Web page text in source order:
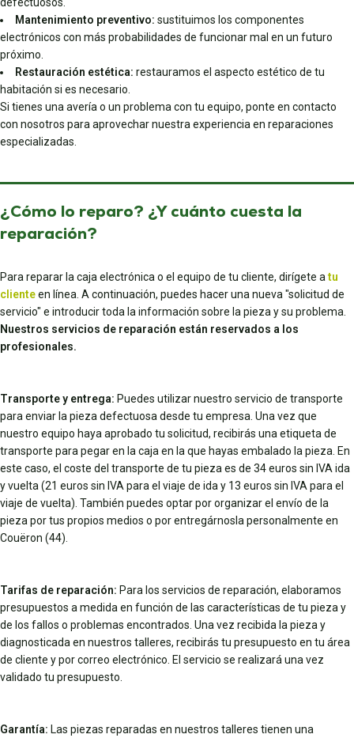
Mantenimiento preventivo: sustituimos los componentes
electrónicos con más probabilidades de funcionar mal en un futuro
próximo.
Restauración estética: restauramos el aspecto estético de tu
habitación si es necesario.
Si tienes una avería o un problema con tu equipo, ponte en contacto
con nosotros para aprovechar nuestra experiencia en reparaciones
especializadas.
¿Cómo lo reparo? ¿Y cuánto cuesta la
reparación?
Para reparar la caja electrónica o el equipo de tu cliente, dirígete atu
clienteen línea. A continuación, puedes hacer una nueva "solicitud de
servicio" e introducir toda la información sobre la pieza y su problema.
Nuestros servicios de reparación están reservados a los
profesionales.
Transporte y entrega: Puedes utilizar nuestro servicio de transporte
para enviar la pieza defectuosa desde tu empresa. Una vez que
nuestro equipo haya aprobado tu solicitud, recibirás una etiqueta de
transporte para pegar en la caja en la que hayas embalado la pieza. En
este caso, el coste del transporte de tu pieza es de 34 euros sin IVA ida
y vuelta (21 euros sin IVA para el viaje de ida y 13 euros sin IVA para el
viaje de vuelta). También puedes optar por organizar el envío de la
pieza por tus propios medios o por entregárnosla personalmente en
Couëron (44).
Tarifas de reparación: Para los servicios de reparación, elaboramos
presupuestos a medida en función de las características de tu pieza y
de los fallos o problemas encontrados. Una vez recibida la pieza y
diagnosticada en nuestros talleres, recibirás tu presupuesto en tu área
de cliente y por correo electrónico. El servicio se realizará una vez
validado tu presupuesto.
Garantía: Las piezas reparadas en nuestros talleres tienen una